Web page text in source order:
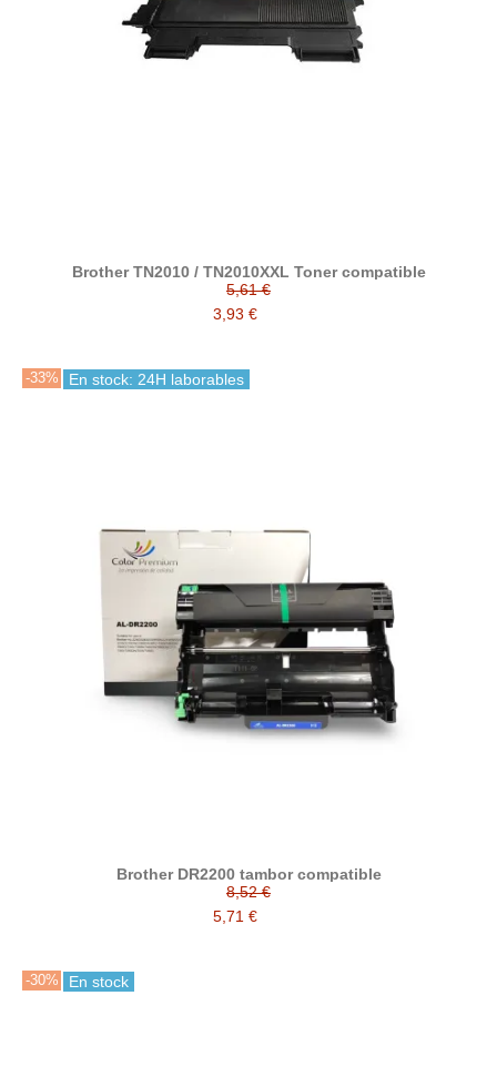
Brother TN2010 / TN2010XXL Toner compatible
5,61 €
3,93 €
-33% En stock: 24H laborables
Brother DR2200 tambor compatible
8,52 €
5,71 €
-30% En stock